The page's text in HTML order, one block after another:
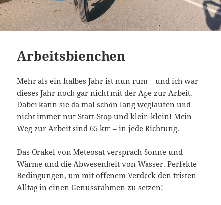
Arbeitsbienchen
Mehr als ein halbes Jahr ist nun rum – und ich war
dieses Jahr noch gar nicht mit der Ape zur Arbeit.
Dabei kann sie da mal schön lang weglaufen und
nicht immer nur Start-Stop und klein-klein! Mein
Weg zur Arbeit sind 65 km – in jede Richtung.
Das Orakel von Meteosat versprach Sonne und
Wärme und die Abwesenheit von Wasser. Perfekte
Bedingungen, um mit offenem Verdeck den tristen
Alltag in einen Genussrahmen zu setzen!